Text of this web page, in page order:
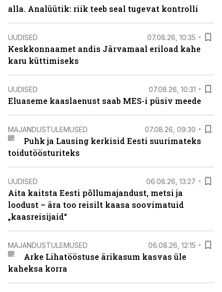
alla. Analüütik: riik teeb seal tugevat kontrolli
UUDISED 07.08.26, 10:35
Keskkonnaamet andis Järvamaal eriload kahe
karu küttimiseks
UUDISED 07.08.26, 10:31
Eluaseme kaaslaenust saab MES-i püsiv meede
MAJANDUSTULEMUSED 07.08.26, 09:30
Puhk ja Lausing kerkisid Eesti suurimateks
toidutöösturiteks
UUDISED 06.08.26, 13:27
Aita kaitsta Eesti põllumajandust, metsi ja
loodust – ära too reisilt kaasa soovimatuid
„kaasreisijaid“
MAJANDUSTULEMUSED 06.08.26, 12:15
Arke Lihatööstuse ärikasum kasvas üle
kaheksa korra